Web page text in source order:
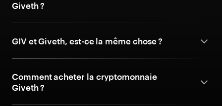
Giveth ?
GIV et Giveth, est-ce la même chose ?
Comment acheter la cryptomonnaie
Giveth ?